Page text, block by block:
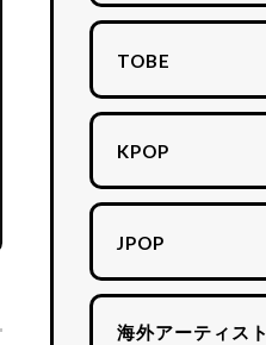
TOBE
KPOP
JPOP
海外アーティスト